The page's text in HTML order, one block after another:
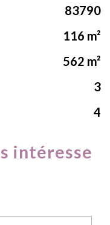
83790
116 m²
562 m²
3
4
intéresse